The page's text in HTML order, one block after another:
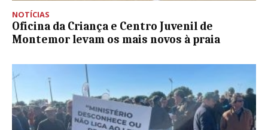
NOTÍCIAS
Oficina da Criança e Centro Juvenil de
Montemor levam os mais novos à praia